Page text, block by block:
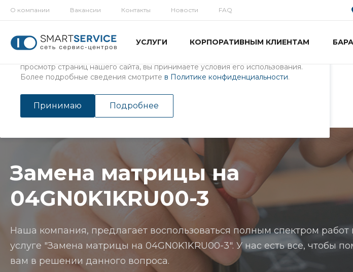
Мы используем файлы cookie, разработанные нашими специалистами и
просмотр страниц нашего сайта, вы принимаете условия его использования.
Более подробные сведения смотрите в Политике конфиденциальности.
Принимаю Подробнее
О компании Вакансии Контакты Новости FAQ
УСЛУГИ КОРПОРАТИВНЫМ КЛИЕНТАМ
Замена матрицы на 04GN0K1KRU00-3
Замена матрицы на
04GN0K1KRU00-3
Наша компания, предлагает воспользоваться полным спектром работ
услуге "Замена матрицы на 04GN0K1KRU00-3". У нас есть все, чтобы
вам в решении данного вопроса.